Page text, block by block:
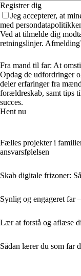
Registrer dig
Jeg accepterer, at
med
Ved at tilmelde dig
retningslinjer.
Fra mand til far: At
Opdag de udfordringer
deler erfaringer fra
forældreskab, samt tips
succes.
Hent nu
Fælles projekter i
ansvarsfølelsen
Skab digitale frizoner:
Synlig og engageret far
Lær at forstå og aflæse
Sådan lærer du som far